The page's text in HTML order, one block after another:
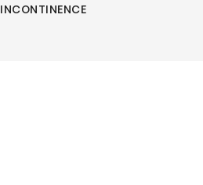
INCONTINENCE